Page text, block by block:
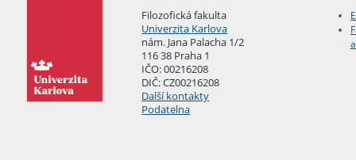
Filozofická fakulta
Univerzita Karlova
nám. Jana Palacha 1/2
116 38 Praha 1
IČO: 00216208
DIČ: CZ00216208
Další kontakty
Podatelna